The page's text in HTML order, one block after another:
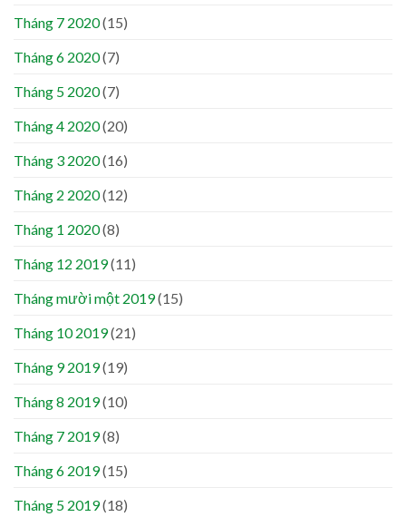
Tháng 7 2020(15)
Tháng 6 2020(7)
Tháng 5 2020(7)
Tháng 4 2020(20)
Tháng 3 2020(16)
Tháng 2 2020(12)
Tháng 1 2020(8)
Tháng 12 2019(11)
Tháng mười một 2019(15)
Tháng 10 2019(21)
Tháng 9 2019(19)
Tháng 8 2019(10)
Tháng 7 2019(8)
Tháng 6 2019(15)
Tháng 5 2019(18)